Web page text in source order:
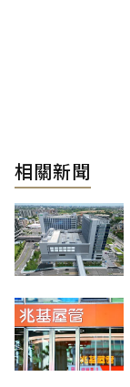
相關新聞